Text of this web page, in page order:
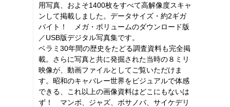
用写真、およそ1400枚をすべて高解像度スキャ
ンして掲載しました。データサイズ・約2ギガ
バイト！ メガ・ボリュームのダウンロード版
／USB版デジタル写真集です。
ベラミ30年間の歴史をたどる調査資料も完全掲
載。さらに写真と共に発掘された当時の８ミリ
映像が、動画ファイルとしてご覧いただけま
す。昭和のキャバレー世界をビジュアルで体感
できる、これ以上の画像資料はどこにもないは
ず！ マンボ、ジャズ、ボサノバ、サイケデリ